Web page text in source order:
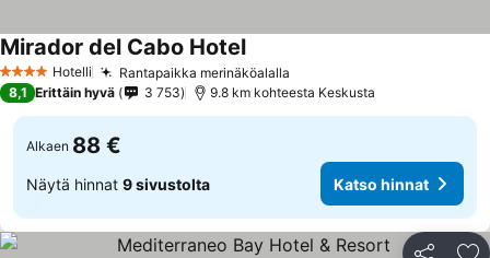
4 Tähtiluokitus
Hotelli Rantapaikka merinäköalalla
Mirador del Cabo Hotel
8,1 Erittäin hyvä 3 753 9.8 km kohteesta Keskusta
Alkaen 88 €
Näytä hinnat 9 sivustolta Katso hinnat